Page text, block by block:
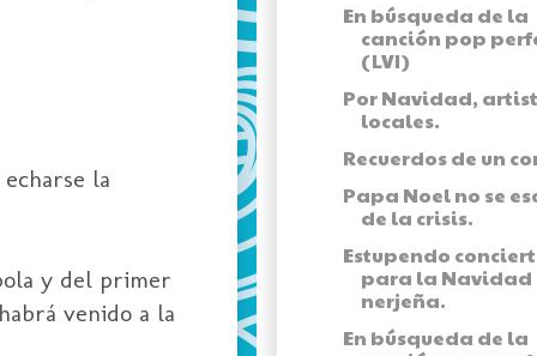
la
y del primer
venido a la
En búsqueda de la
canción pop
(LVI)
Por Navidad,
locales.
Recuerdos de un
Papa Noel no se
de la crisis.
Estupendo
para la Navidad
nerjeña.
En búsqueda de la